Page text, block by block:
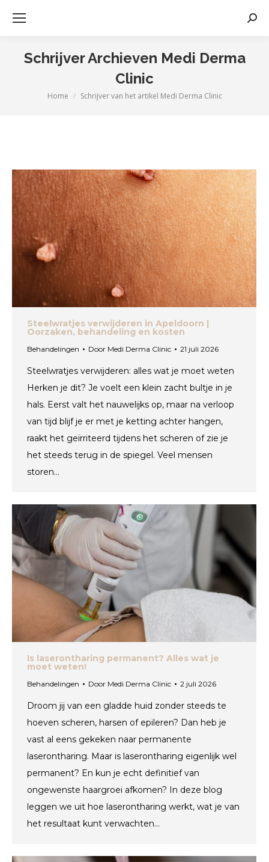
Schrijver Archieven Medi Derma
Clinic
Je bent hier:
Home Schrijver van het artikel Medi Derma Clinic
Steelwratjes verwijderen in Apeldoorn |
Oorzaken, behandeling en kosten
Behandelingen Door Medi Derma Clinic 21 juli 2026
Steelwratjes verwijderen: alles wat je moet weten
Herken je dit? Je voelt een klein zacht bultje in je
hals. Eerst valt het nauwelijks op, maar na verloop
van tijd blijf je er met je ketting achter hangen,
raakt het geïrriteerd tijdens het scheren of zie je
het steeds terug in de spiegel. Veel mensen
storen…
Is laserontharing permanent? Alles wat je
moet weten!
Behandelingen Door Medi Derma Clinic 2 juli 2026
Droom jij van een gladde huid zonder steeds te
hoeven scheren, harsen of epileren? Dan heb je
vast al eens gekeken naar permanente
laserontharing. Maar is laserontharing eigenlijk wel
permanent? En kun je echt definitief van
ongewenste haargroei afkomen? In deze blog
leggen we uit hoe laserontharing werkt, wat je van
het resultaat kunt verwachten…